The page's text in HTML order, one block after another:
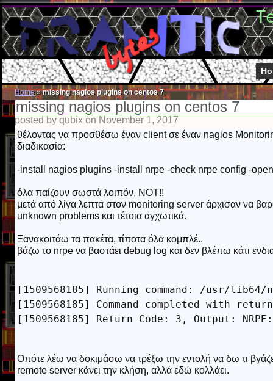
Home»missing nagios plugins on centos 7
missing nagios plugins on centos 7
posted by qubix on November 1, 2017
θέλοντας να προσθέσω έναν client σε έναν nagios
διαδικασία:
-install nagios plugins -install nrpe -check nrpe config -
όλα παίζουν σωστά λοιπόν, NOT!!
μετά από λίγα λεπτά στον monitoring server άρχισαν να
unknown problems και τέτοια αγχωτικά.
Ξανακοιτάω τα πακέτα, τίποτα όλα κομπλέ..
βάζω το nrpe να βαστάει debug log και δεν βλέπω κάτι
[1509568185] Running command: /usr/
[1509568185] Command completed with
[1509568185] Return Code: 3, Output:
Οπότε λέω να δοκιμάσω να τρέξω την εντολή να δω τι
remote server κάνει την κλήση, αλλά εδώ κολλάει.